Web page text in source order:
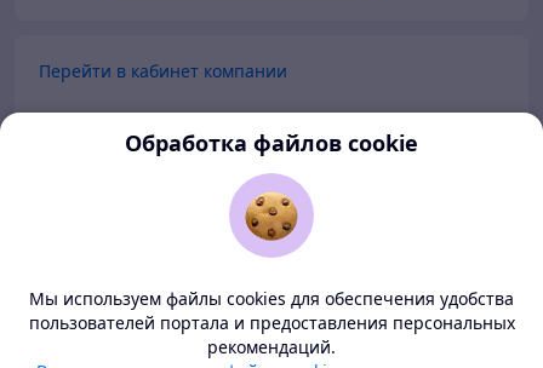
Перейти в кабинет компании
Перейти в личный кабинет
О нас
Обработка файлов cookie
Мы используем файлы cookies для обеспечения удобства
пользователей портала и предоставления персональных
рекомендаций.